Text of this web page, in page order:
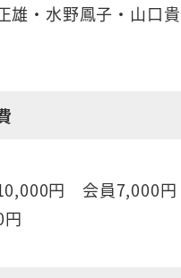
雄・水野鳳子・山口
円 会員7,000